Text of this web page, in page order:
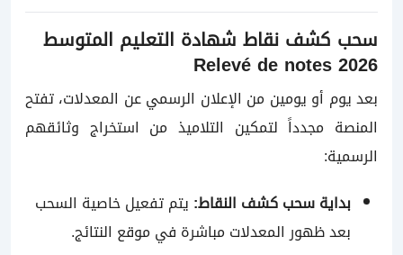
سحب كشف نقاط شهادة التعليم المتوسط
2026 Relevé de notes
بعد يوم أو يومين من الإعلان الرسمي عن المعدلات، تفتح
المنصة مجدداً لتمكين التلاميذ من استخراج وثائقهم
الرسمية:
بداية سحب كشف النقاط: يتم تفعيل خاصية السحب
بعد ظهور المعدلات مباشرة في موقع النتائج.